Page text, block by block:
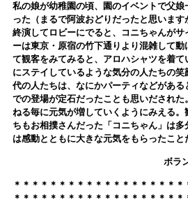
私の娘が幼稚園の頃、園のイベントで父
った（まるで阿波おどりだったと思いま
終演してロビーにでると、コニちゃんが
ーは東京・原宿の竹下通りより混雑して
て観客をみてみると、アロハシャツを着
にステイしているような気分の人たちの
代の人たちは、なにかパーティなどがあ
での登場が定石だったことも思いだされた
ねる毎に元気が増していくようにみえる
ちもお相撲さんだった「コニちゃん」は多
は感動とともに大きな元気をもらったこ
ボラ
＊＊＊＊＊＊＊＊＊＊＊＊＊＊＊＊＊＊
＊＊＊＊＊＊＊＊＊＊＊＊＊＊＊＊＊＊＊